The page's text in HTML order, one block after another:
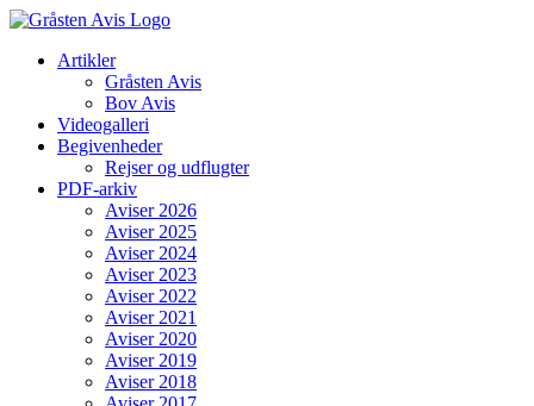
Skip
contentArtikler
Gråsten Avis
Bov Avis
Videogalleri
Begivenheder
Rejser og udflugter
PDF-arkiv
Aviser 2026
Aviser 2025
Aviser 2024
Aviser 2023
Aviser 2022
Aviser 2021
Aviser 2020
Aviser 2019
Aviser 2018